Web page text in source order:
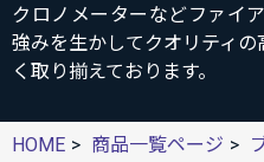
クロノメーターなどファイ
強みを生かしてクオリティ
く取り揃えております。
HOME 商品一覧ページ